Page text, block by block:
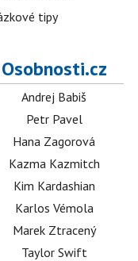
tipy
Osobnosti.cz
Andrej Babiš
Petr Pavel
Hana Zagorová
Kazma Kazmitch
Kim Kardashian
Karlos Vémola
Marek Ztracený
Taylor Swift